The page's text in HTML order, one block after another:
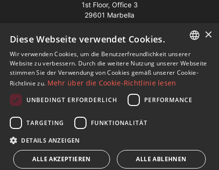
1st Floor, Office 3
29601 Marbella
Tel:+34 952 765 138
Mob:+34 601 636 766
Whatsapp:+34 952 765 138
info@dmproperties.com
© Copyright 1989 - 2026 Diana Morales Properties Knight
Frank ·Bedingungen für die Nutzung der Website· Webdesign
& SEO
Inmoba Networks
ENGLISH
SPANISH
×
Diese Webseite verwendet Cookies.
Wir verwenden Cookies, um die Benutzerfreundlichkeit unserer
Website zu verbessern. Durch die weitere Nutzung unserer Webseite
stimmen Sie der Verwendung von Cookies gemäß unserer Cookie-
Richtlinie zu. Mehr über die Cookie-Richtlinie lesen
UNBEDINGT ERFORDERLICH PERFORMANCE
TARGETING FUNKTIONALITÄT
DETAILS ANZEIGEN
ALLE AKZEPTIEREN ALLE ABLEHNEN